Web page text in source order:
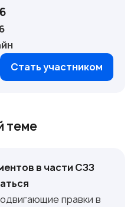
Стать участником
теме
в части СЗЗ
правки в